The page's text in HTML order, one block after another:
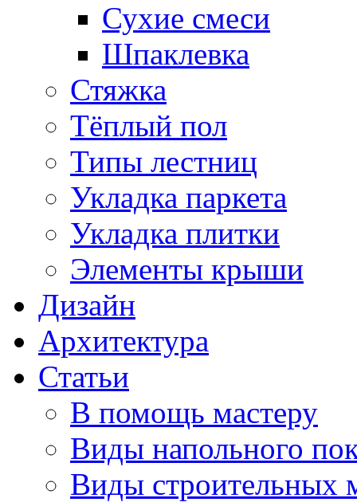
Сухие смеси
Шпаклевка
Стяжка
Тёплый пол
Типы лестниц
Укладка паркета
Укладка плитки
Элементы крыши
Дизайн
Архитектура
Статьи
В помощь мастеру
Виды напольного
Виды строительных